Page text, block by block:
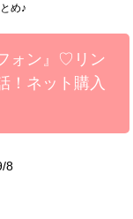
め♪
ォン』♡リン
！ネット購入
8